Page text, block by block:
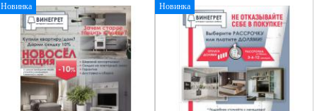
Новинка Новинка